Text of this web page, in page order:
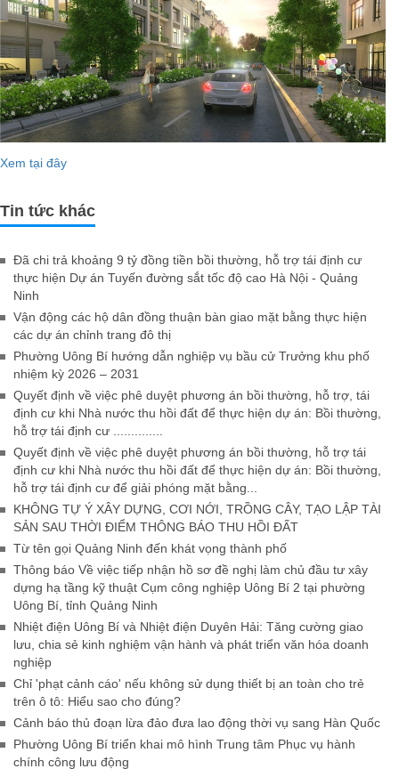
Xem tại đây
Tin tức khác
Đã chi trả khoảng 9 tỷ đồng tiền bồi thường, hỗ trợ tái định cư
thực hiện Dự án Tuyến đường sắt tốc độ cao Hà Nội - Quảng
Ninh
Vận động các hộ dân đồng thuận bàn giao mặt bằng thực hiện
các dự án chỉnh trang đô thị
Phường Uông Bí hướng dẫn nghiệp vụ bầu cử Trưởng khu phố
nhiệm kỳ 2026 – 2031
Quyết định về việc phê duyệt phương án bồi thường, hỗ trợ, tái
định cư khi Nhà nước thu hồi đất để thực hiện dự án: Bồi thường,
hỗ trợ tái định cư ..............
Quyết định về việc phê duyệt phương án bồi thường, hỗ trợ tái
định cư khi Nhà nước thu hồi đất để thực hiện dự án: Bồi thường,
hỗ trợ tái định cư để giải phóng mặt bằng...
KHÔNG TỰ Ý XÂY DỰNG, CƠI NỚI, TRỒNG CÂY, TẠO LẬP TÀI
SẢN SAU THỜI ĐIỂM THÔNG BÁO THU HỒI ĐẤT
Từ tên gọi Quảng Ninh đến khát vọng thành phố
Thông báo Về việc tiếp nhận hồ sơ đề nghị làm chủ đầu tư xây
dựng hạ tầng kỹ thuật Cụm công nghiệp Uông Bí 2 tại phường
Uông Bí, tỉnh Quảng Ninh
Nhiệt điện Uông Bí và Nhiệt điện Duyên Hải: Tăng cường giao
lưu, chia sẻ kinh nghiệm vận hành và phát triển văn hóa doanh
nghiệp
Chỉ 'phạt cảnh cáo' nếu không sử dụng thiết bị an toàn cho trẻ
trên ô tô: Hiểu sao cho đúng?
Cảnh báo thủ đoạn lừa đảo đưa lao động thời vụ sang Hàn Quốc
Phường Uông Bí triển khai mô hình Trung tâm Phục vụ hành
chính công lưu động